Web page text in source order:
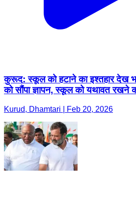
कुरूद: स्कूल को हटाने का इश्तहार देख
को सौंपा ज्ञापन, स्कूल को यथावत रखने
Kurud, Dhamtari | Feb 20, 2026